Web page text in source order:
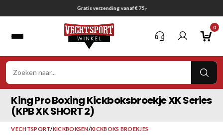
naar
Gratis verzending vanaf € 75,-
0
King Pro Boxing Kickboksbroekje XK Series
(KPB XK SHORT 2)
VECHTSPORT/KICKBOKSEN/KICKBOKS BROEKJES